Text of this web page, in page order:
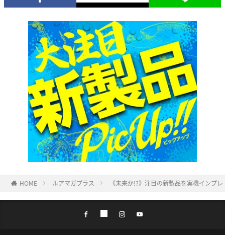
HOME ルアマガプラス 《未来か!?》注目の新製品を実機インプ